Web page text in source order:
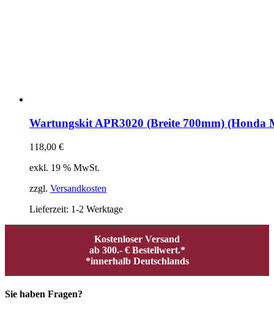
Wartungskit APR3020 (Breite 700mm) (Honda
118,00 €
exkl. 19 % MwSt.
zzgl. Versandkosten
Lieferzeit: 1-2 Werktage
Kostenloser Versand
ab 300.- € Bestellwert.*
*innerhalb Deutschlands
Sie haben Fragen?